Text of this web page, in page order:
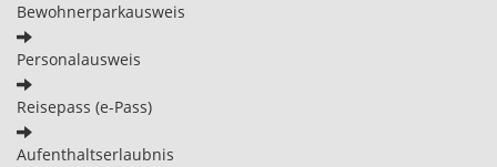
Bewohnerparkausweis
Personalausweis
Reisepass (e-Pass)
Aufenthaltserlaubnis